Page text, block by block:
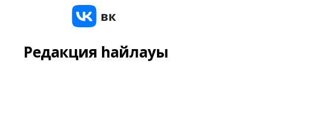
Редакция һайлауы